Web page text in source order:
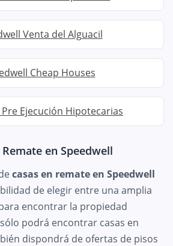
Venta del Alguacil
Cheap Houses
Ejecución Hipotecarias
en Speedwell
casas en remate en Speedwell
de elegir entre una amplia
encontrar la propiedad
podrá encontrar casas en
dispondrá de ofertas de pisos